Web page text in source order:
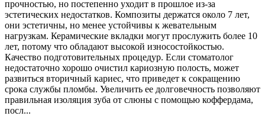
прочностью, но постепенно уходит в прошлое из-за
эстетических недостатков. Композиты держатся около 7 лет,
они эстетичны, но менее устойчивы к жевательным
нагрузкам. Керамические вкладки могут прослужить более 10
лет, потому что обладают высокой износостойкостью.
Качество подготовительных процедур. Если стоматолог
недостаточно хорошо очистил кариозную полость, может
развиться вторичный кариес, что приведет к сокращению
срока службы пломбы. Увеличить ее долговечность позволяют
правильная изоляция зуба от слюны с помощью коффердама,
посл...